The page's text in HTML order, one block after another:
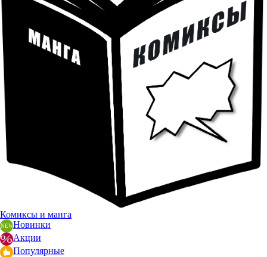
Комиксы и манга
Новинки
Акции
Популярные